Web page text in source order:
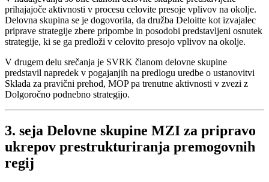
prihajajoče aktivnosti v procesu celovite presoje vplivov na okolje.
Delovna skupina se je dogovorila, da družba Deloitte kot izvajalec
priprave strategije zbere pripombe in posodobi predstavljeni osnutek
strategije, ki se ga predloži v celovito presojo vplivov na okolje.
V drugem delu srečanja je SVRK članom delovne skupine
predstavil napredek v pogajanjih na predlogu uredbe o ustanovitvi
Sklada za pravični prehod, MOP pa trenutne aktivnosti v zvezi z
Dolgoročno podnebno strategijo.
3. seja Delovne skupine MZI za pripravo
ukrepov prestrukturiranja premogovnih
regij